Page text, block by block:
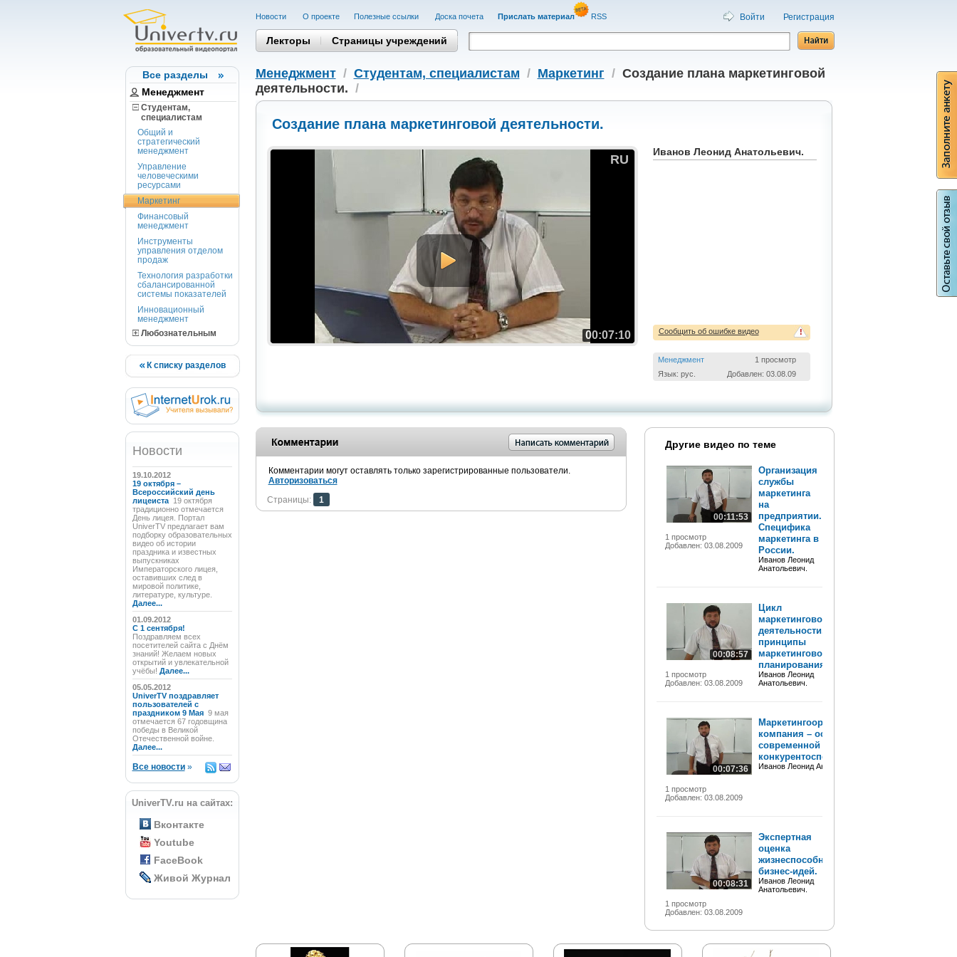
Все разделы
Менеджмент
Студентам,
cпециалистам
Общий и
стратегический
менеджмент
Управление
человеческими
ресурсами
Маркетинг
Финансовый
менеджмент
Инструменты
управления отделом
продаж
Технология разработки
сбалансированной
системы показателей
Инновационный
менеджмент
Любознательным
К списку разделов
Новости
19.10.2012
19 октября –
Всероссийский день
лицеиста 19 октября
традиционно отмечается
День лицея. Портал
UniverTV предлагает вам
подборку образовательных
видео об истории
праздника и известных
выпускниках
Императорского лицея,
оставивших след в
мировой политике,
литературе, культуре.
Далее...
01.09.2012
C 1 сентября!
Поздравляем всех
посетителей сайта с Днём
знаний! Желаем новых
открытий и увлекательной
учёбы! Далее...
05.05.2012
UniverTV поздравляет
пользователей с
праздником 9 Мая 9 мая
отмечается 67 годовщина
победы в Великой
Отечественной войне.
Далее...
Все новости»
UniverTV.ru на сайтах:
Вконтакте
Youtube
FaceBook
Живой Журнал
Новости О проекте Полезные cсылки Доска почета Прислать материал RSS Войти Регистрация
Лекторы Страницы учреждений
Менеджмент/ Студентам, cпециалистам / Маркетинг / Создание плана маркетинговой
деятельности. /
Создание плана маркетинговой деятельности.
RU
00:07:10
Иванов Леонид Анатольевич.
!
Сообщить об ошибке видео
Менеджмент
1 просмотр
Язык: рус.
Добавлен: 03.08.09
Комментарии могут оставлять только зарегистрированные пользователи.
Авторизоваться
Страницы:
1
Другие видео по теме
00:11:53
1 просмотр
Добавлен: 03.08.2009
Организация
службы
маркетинга
на
предприятии.
Специфика
маркетинга в
России.
Иванов Леонид
Анатольевич.
00:08:57
1 просмотр
Добавлен: 03.08.2009
Цикл
маркетинговой
деятельности,
принципы
маркетингового
планирования.
Иванов Леонид
Анатольевич.
00:07:36
1 просмотр
Добавлен: 03.08.2009
Маркетингоориентированная
компания – основа
современной
конкурентоспособности.
Иванов Леонид Анатольевич.
00:08:31
1 просмотр
Добавлен: 03.08.2009
Экспертная
оценка
жизнеспособности
бизнес-идей.
Иванов Леонид
Анатольевич.